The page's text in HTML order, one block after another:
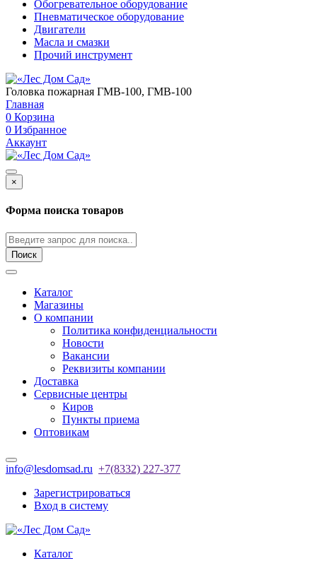
Обогревательное оборудование
Пневматическое оборудование
Двигатели
Масла и смазки
Прочий инструмент
Головка пожарная ГМВ-100, ГМВ-100
Главная
0 Корзина
0 Избранное
Аккаунт
×
Форма поиска товаров
Поиск
Каталог
Магазины
О компании
Политика конфиденциальности
Новости
Вакансии
Реквизиты компании
Доставка
Сервисные центры
Киров
Пункты приема
Оптовикам
info@lesdomsad.ru +7(8332) 227-377
Зарегистрироваться
Вход в систему
Каталог